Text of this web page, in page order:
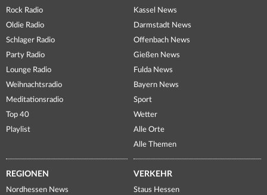
Rock Radio
Oldie Radio
Schlager Radio
Party Radio
Lounge Radio
Weihnachtsradio
Meditationsradio
Top 40
Playlist
Kassel News
Darmstadt News
Offenbach News
Gießen News
Fulda News
Bayern News
Sport
Wetter
Alle Orte
Alle Themen
REGIONEN
Nordhessen News
VERKEHR
Staus Hessen